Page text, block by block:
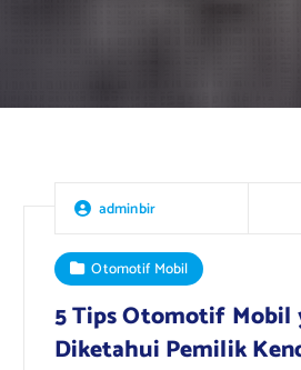
adminbir
Otomotif Mobil
5 Tips Otomotif Mobil
Diketahui Pemilik